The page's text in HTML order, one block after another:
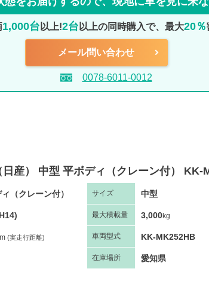
1,000台 以上!2台 以上の同時購入で、最大20％
メール問い合わせ
0078-6011-0012
産） 中型 平ボディ（クレーン付） KK-
（クレーン付） サイズ 中型
最大積載量 3,000kg
(実走行距離) 車両型式 KK-MK252HB
在庫場所 愛知県